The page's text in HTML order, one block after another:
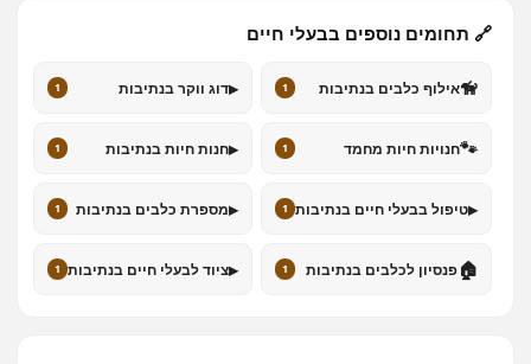
🔗 תחומים נוספים בבעלי חיים
🦮אילוף כלבים בנתיבות 1
▸דוג ווקר בנתיבות 1
🐾חנויות חיות מחמד 1
▸חנות חיות בנתיבות 1
▸טיפול בבעלי חיים בנתיבות 1
▸מספרת כלבים בנתיבות 1
🏠פנסיון לכלבים בנתיבות 1
▸ציוד לבעלי חיים בנתיבות 1